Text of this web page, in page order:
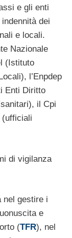
e gli enti
dei
e locali.
Nazionale
(Istituto
l’Enpdep
Enti Diritto
il Cpi
(ufficiali
di vigilanza
nel gestire i
e
(TFR), nel